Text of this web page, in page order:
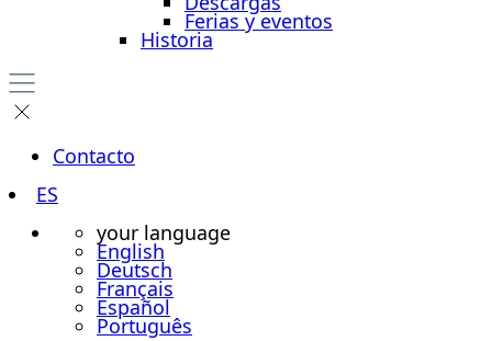
Ferias y eventos
Historia
Contacto
ES
your language
English
Deutsch
Français
Español
Português